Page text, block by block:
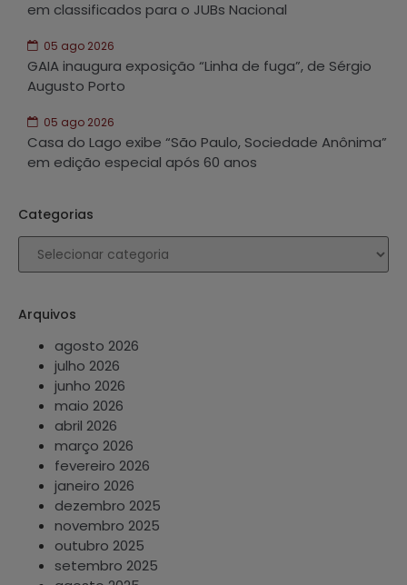
em classificados para o JUBs Nacional
05 ago 2026
GAIA inaugura exposição “Linha de fuga”, de Sérgio
Augusto Porto
05 ago 2026
Casa do Lago exibe “São Paulo, Sociedade Anônima”
em edição especial após 60 anos
Categorias
Arquivos
agosto 2026
julho 2026
junho 2026
maio 2026
abril 2026
março 2026
fevereiro 2026
janeiro 2026
dezembro 2025
novembro 2025
outubro 2025
setembro 2025